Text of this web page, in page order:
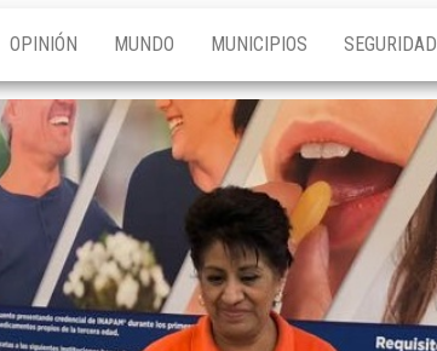
OPINIÓN MUNDO MUNICIPIOS SEGURIDAD